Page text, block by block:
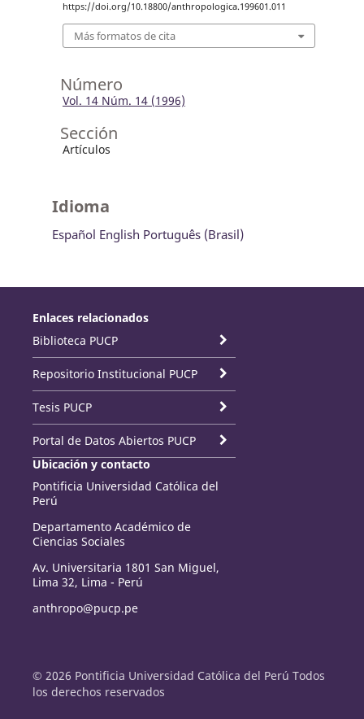
https://doi.org/10.18800/anthropologica.199601.011
Más formatos de cita
Número
Vol. 14 Núm. 14 (1996)
Sección
Artículos
Idioma
Español English Português (Brasil)
Enlaces relacionados
Biblioteca PUCP
Repositorio Institucional PUCP
Tesis PUCP
Portal de Datos Abiertos PUCP
Ubicación y contacto
Pontificia Universidad Católica del
Perú
Departamento Académico de
Ciencias Sociales
Av. Universitaria 1801 San Miguel,
Lima 32, Lima - Perú
anthropo@pucp.pe
© 2026 Pontificia Universidad Católica del Perú Todos
los derechos reservados